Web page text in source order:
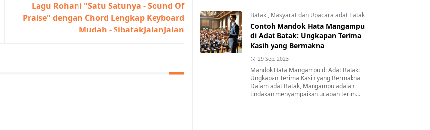
Lagu Rohani "Satu Satunya - Sound Of
Praise" dengan Chord Lengkap Keyboard
Mudah - SibatakJalanJalan
Batak , Masyarat dan Upacara adat Batak
Contoh Mandok Hata Mangampu
di Adat Batak: Ungkapan Terima
Kasih yang Bermakna
29 Sep, 2023
Mandok Hata Mangampu di Adat Batak:
Ungkapan Terima Kasih yang Bermakna
Dalam adat Batak, Mangampu adalah
tindakan menyampaikan ucapan terim...